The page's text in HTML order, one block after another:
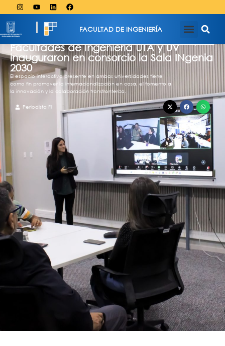
FACULTAD DE INGENIERÍA
septiembre 11, 2025
Facultades de Ingeniería UTA y UV
inauguraron en consorcio la Sala INgenia
2030
El espacio interactivo presente en ambas universidades tiene
como fin promover la internacionalización en casa, el fomento a
la innovación y la colaboración transfronteriza.
Periodista FI